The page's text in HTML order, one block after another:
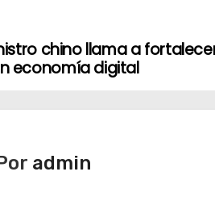
chino llama a
economía digital
admin